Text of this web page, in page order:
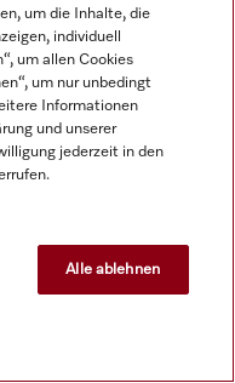
30-60/80
ergonomisches  Be- und
Entladen der
Spülmaschine - Höhe 30
um die Inhalte, die
individuell
um allen Cookies
um nur unbedingt
Informationen
und unserer
jederzeit in den
Alle ablehnen